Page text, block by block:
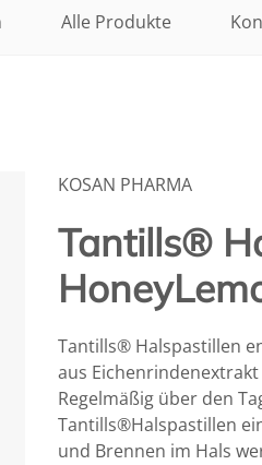
Alle Produkte
KOSAN PHARMA
Tantills®
Tantills® Halspastillen
aus
Regelmäßig über den
Tantills®Halspastillen
und Brennen im Hals